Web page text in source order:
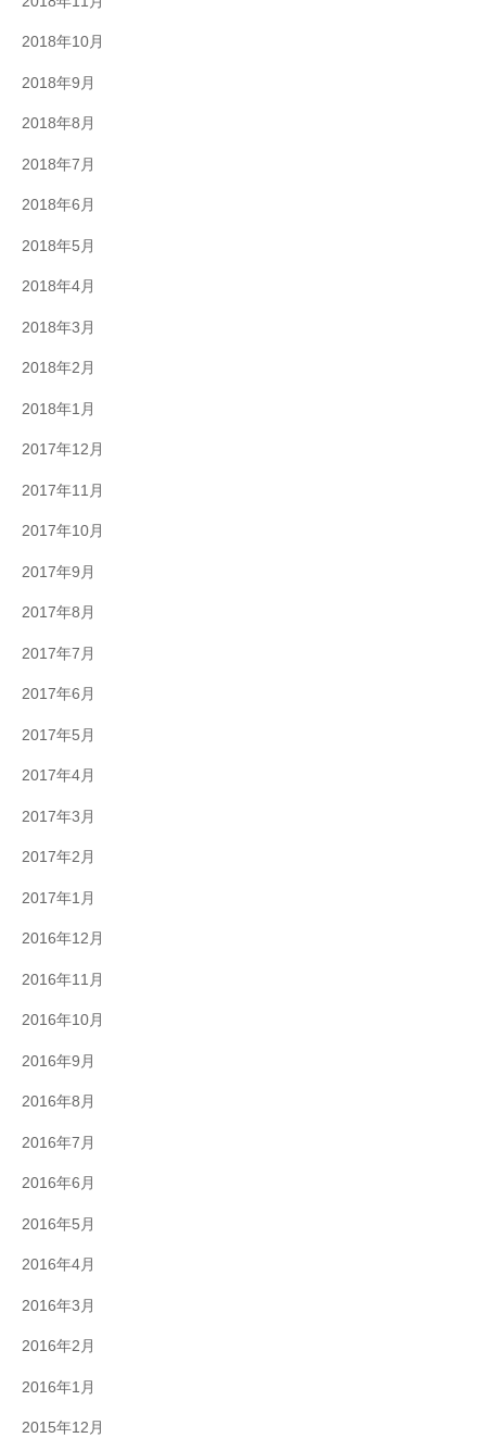
2018年10月
2018年9月
2018年8月
2018年7月
2018年6月
2018年5月
2018年4月
2018年3月
2018年2月
2018年1月
2017年12月
2017年11月
2017年10月
2017年9月
2017年8月
2017年7月
2017年6月
2017年5月
2017年4月
2017年3月
2017年2月
2017年1月
2016年12月
2016年11月
2016年10月
2016年9月
2016年8月
2016年7月
2016年6月
2016年5月
2016年4月
2016年3月
2016年2月
2016年1月
2015年12月